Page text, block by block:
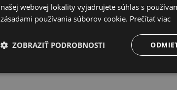
našej webovej lokality vyjadrujete súhlas s
zásadami používania súborov cookie. Prečítať viac
ZOBRAZIŤ PODROBNOSTI